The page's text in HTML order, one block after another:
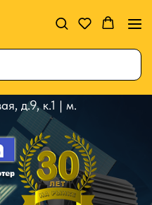
д.9, к.1 | м.